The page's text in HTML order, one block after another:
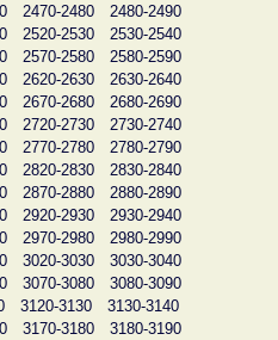
2470-2480
2480-2490
2520-2530
2530-2540
2570-2580
2580-2590
2620-2630
2630-2640
2670-2680
2680-2690
2720-2730
2730-2740
2770-2780
2780-2790
2820-2830
2830-2840
2870-2880
2880-2890
2920-2930
2930-2940
2970-2980
2980-2990
3020-3030
3030-3040
3070-3080
3080-3090
3120-3130
3130-3140
3170-3180
3180-3190